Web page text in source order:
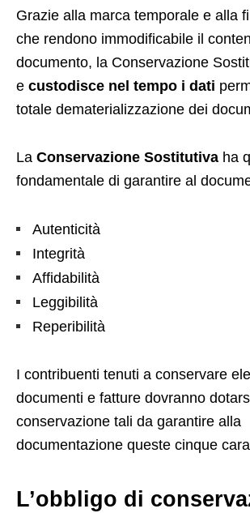
Grazie alla marca temporale e alla
che rendono immodificabile il
documento, la Conservazione
e custodisce nel tempo i dati
totale dematerializzazione dei
La Conservazione Sostitutiva ha
fondamentale di garantire al
Autenticità​
Integrità​
Affidabilità​
Leggibilità​
Reperibilità​
I contribuenti tenuti a conservare
documenti e fatture dovranno
conservazione tali da garantire alla
documentazione queste cinque
L’obbligo di